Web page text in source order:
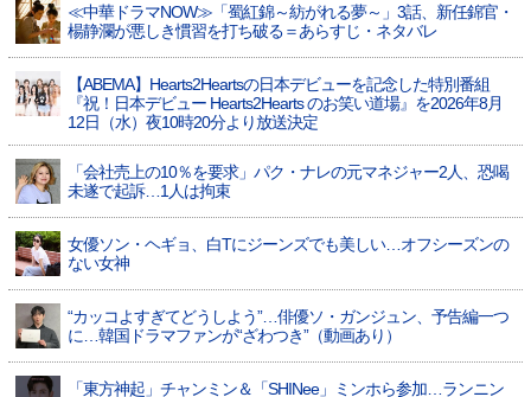
≪中華ドラマNOW≫「蜀紅錦～紡がれる夢～」3話、新任錦官・
楊静瀾が悪しき慣習を打ち破る＝あらすじ・ネタバレ
【ABEMA】Hearts2Heartsの日本デビューを記念した特別番組
『祝！日本デビュー Hearts2Hearts のお笑い道場』を2026年8月
12日（水）夜10時20分より放送決定
「会社売上の10％を要求」パク・ナレの元マネジャー2人、恐喝
未遂で起訴…1人は拘束
女優ソン・ヘギョ、白Tにジーンズでも美しい…オフシーズンの
ない女神
“カッコよすぎてどうしよう”…俳優ソ・ガンジュン、予告編一つ
に…韓国ドラマファンが“ざわつき”（動画あり）
「東方神起」チャンミン＆「SHINee」ミンホら参加…ランニン